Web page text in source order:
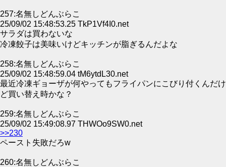
257:名無しどんぶらこ
25/09/02 15:48:53.25 TkP1Vf4I0.net
サラダは買わないな
冷凍餃子は美味いけどキッチンが脂ぎるんだよな
258:名無しどんぶらこ
25/09/02 15:48:59.04 tM6ytdL30.net
最近冷凍ギョーザが何やってもフライパンにこびり付くんだけ
ど買い替え時かな？
259:名無しどんぶらこ
25/09/02 15:49:08.97 THWOo9SW0.net
>>230
ペースト失敗だろw
260:名無しどんぶらこ